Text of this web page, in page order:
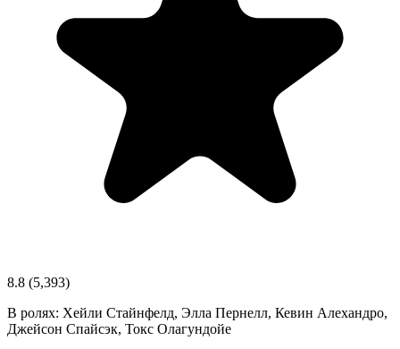
8.8 (5,393)
В ролях: Хейли Стайнфелд, Элла Пернелл, Кевин Алехандро,
Джейсон Спайсэк, Токс Олагундойе